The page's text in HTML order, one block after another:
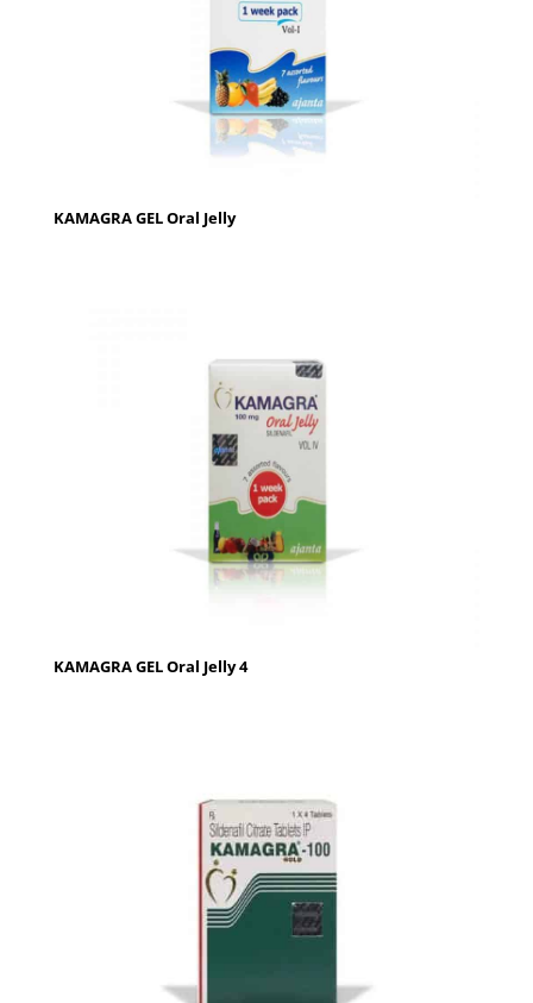
KAMAGRA GEL Oral Jelly
KAMAGRA GEL Oral Jelly 4